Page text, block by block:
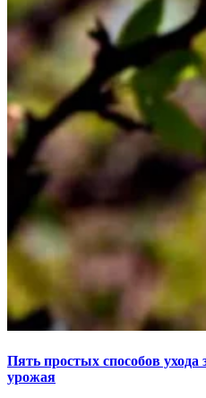
Пять простых способов ухода
урожая